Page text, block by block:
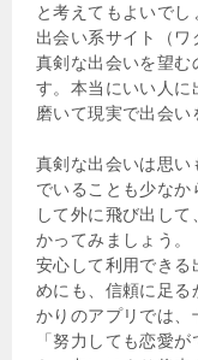
と考えてもよいでし
出会い系サイト（ワ
真剣な出会いを望む
す。本当にいい人に
磨いて現実で出会い
真剣な出会いは思い
でいることも少なか
して外に飛び出し
かってみましょう。
安心して利用できる
めにも、信頼に足る
かりのアプリでは、
「努力しても恋愛